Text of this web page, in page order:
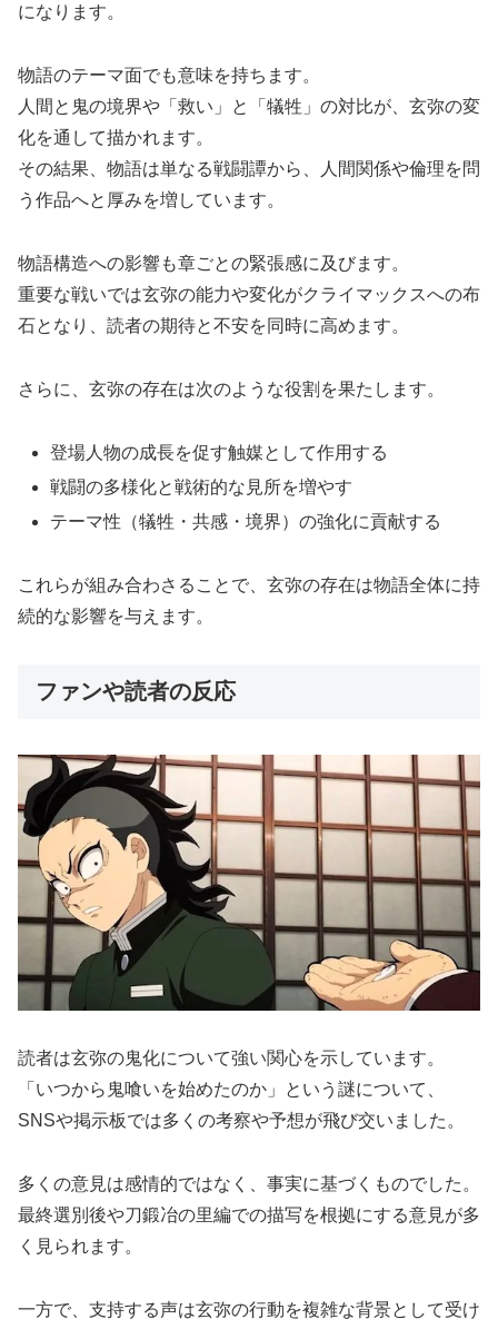
になります。
物語のテーマ面でも意味を持ちます。
人間と鬼の境界や「救い」と「犠牲」の対比が、玄弥の変
化を通して描かれます。
その結果、物語は単なる戦闘譚から、人間関係や倫理を問
う作品へと厚みを増しています。
物語構造への影響も章ごとの緊張感に及びます。
重要な戦いでは玄弥の能力や変化がクライマックスへの布
石となり、読者の期待と不安を同時に高めます。
さらに、玄弥の存在は次のような役割を果たします。
登場人物の成長を促す触媒として作用する
戦闘の多様化と戦術的な見所を増やす
テーマ性（犠牲・共感・境界）の強化に貢献する
これらが組み合わさることで、玄弥の存在は物語全体に持
続的な影響を与えます。
ファンや読者の反応
読者は玄弥の鬼化について強い関心を示しています。
「いつから鬼喰いを始めたのか」という謎について、
SNSや掲示板では多くの考察や予想が飛び交いました。
多くの意見は感情的ではなく、事実に基づくものでした。
最終選別後や刀鍛冶の里編での描写を根拠にする意見が多
く見られます。
一方で、支持する声は玄弥の行動を複雑な背景として受け